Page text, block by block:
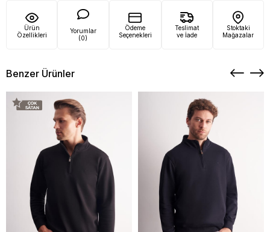
Ürün
Özellikleri
Yorumlar
(0)
Ödeme
Seçenekleri
Teslimat
ve İade
Stoktaki
Mağazalar
Benzer Ürünler